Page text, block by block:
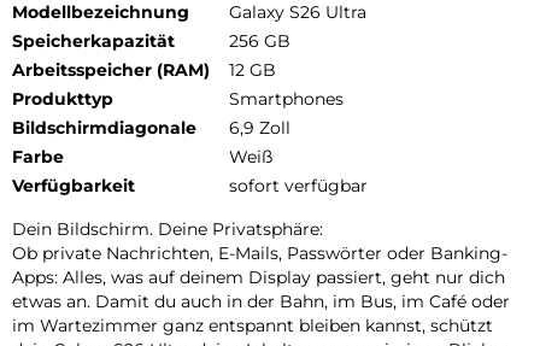
Modellbezeichnung
Galaxy S26 Ultra
Speicherkapazität
256 GB
Arbeitsspeicher (RAM)
12 GB
Produkttyp
Smartphones
Bildschirmdiagonale
6,9 Zoll
Farbe
Weiß
Verfügbarkeit
sofort verfügbar
Dein Bildschirm. Deine Privatsphäre:
Ob private Nachrichten, E-Mails, Passwörter oder Banking-
Apps: Alles, was auf deinem Display passiert, geht nur dich
etwas an. Damit du auch in der Bahn, im Bus, im Café oder
im Wartezimmer ganz entspannt bleiben kannst, schützt